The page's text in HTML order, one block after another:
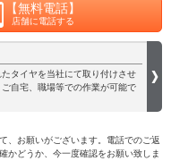
【無料電話】
店舗に電話する
タイヤを当社にて取り付けさせ
自宅、職場等での作業が可能で
、お願いがございます。電話でのご返
かどうか、今一度確認をお願い致しま